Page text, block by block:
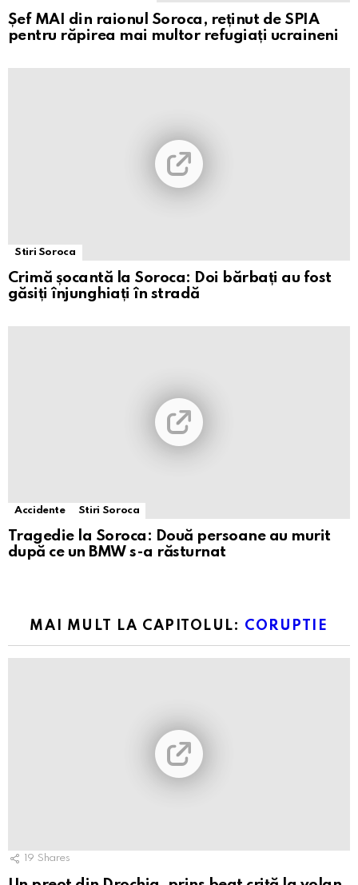
Șef MAI din raionul Soroca, reținut de SPIA
pentru răpirea mai multor refugiați ucraineni
Stiri Soroca
Crimă șocantă la Soroca: Doi bărbați au fost
găsiți înjunghiați în stradă
Accidente Stiri Soroca
Tragedie la Soroca: Două persoane au murit
după ce un BMW s-a răsturnat
MAI MULT LA CAPITOLUL: CORUPTIE
19 Shares